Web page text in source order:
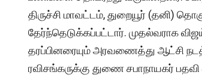
திருச்சி மாவட்டம், துறையூர் (தனி)
தேர்ந்தெடுக்கப்பட்டார். முதல்வராக
தரப்பினரையும் அரவணைத்து ஆட்சி
ரவிசங்கருக்கு துணை சபாநாயகர்